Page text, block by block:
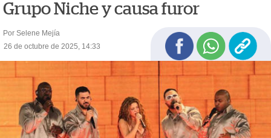
Grupo Niche y causa furor
Por Selene Mejía
26 de octubre de 2025, 14:33